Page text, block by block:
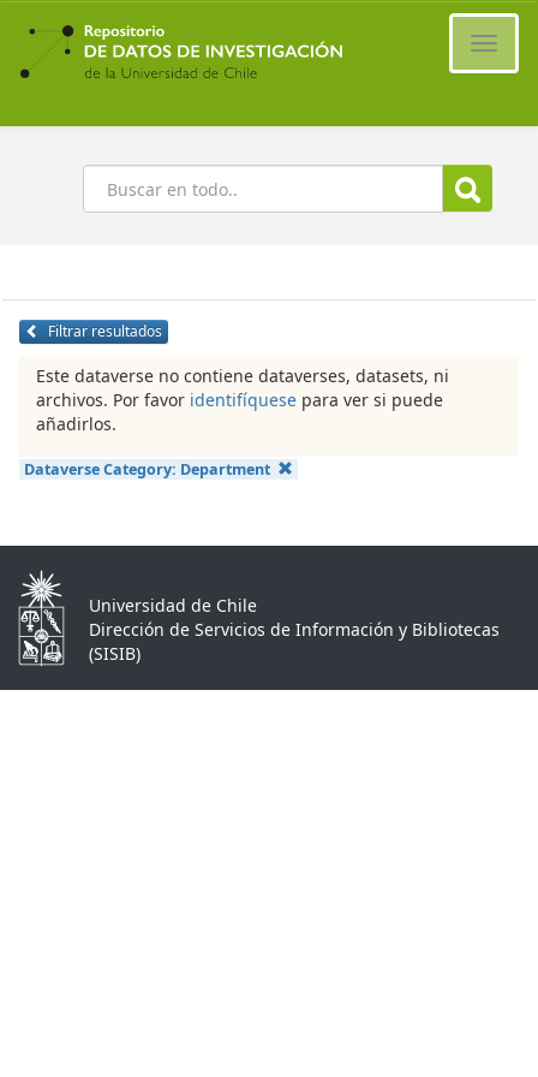
Ir
contenido
principal
Buscar
Filtrar resultados
Este dataverse no contiene dataverses, datasets, ni
archivos. Por favor identifíquese para ver si puede
añadirlos.
Dataverse Category: Department
Universidad de Chile
Dirección de Servicios de Información y Bibliotecas
(SISIB)